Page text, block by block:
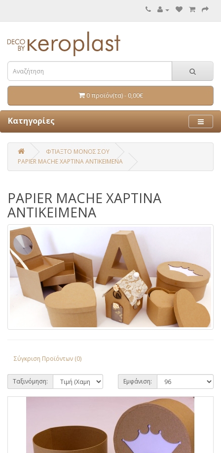
0 προϊόν(τα) - 0,00€
Κατηγορίες
ΦΤΙΑΞΤΟ ΜΟΝΟΣ ΣΟΥ
PAPIER MACHE ΧΑΡΤΙΝΑ ΑΝΤΙΚΕΙΜΕΝΑ
PAPIER MACHE ΧΑΡΤΙΝΑ
ΑΝΤΙΚΕΙΜΕΝΑ
Σύγκριση Προϊόντων (0)
Ταξινόμηση: Εμφάνιση: